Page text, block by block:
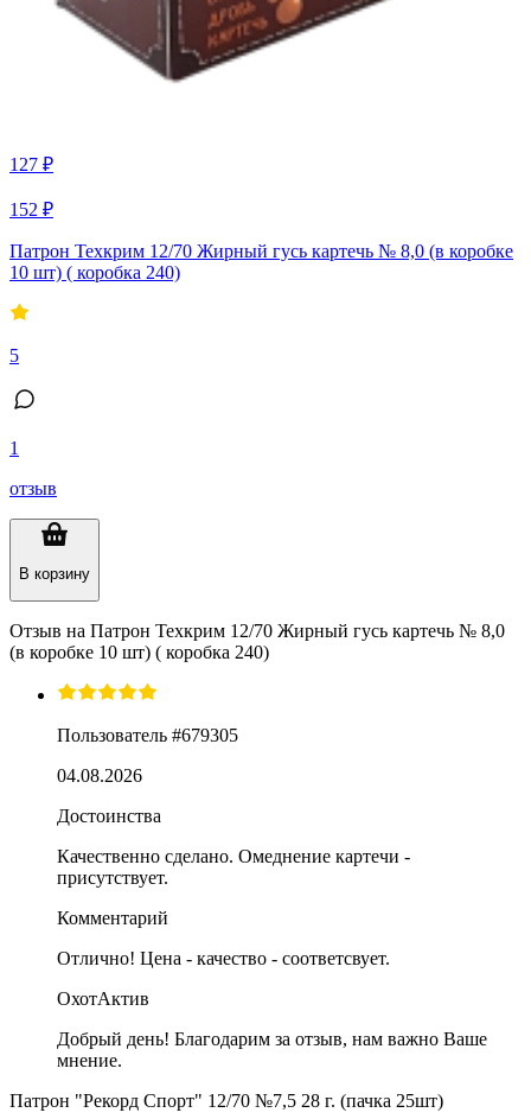
127 ₽
152 ₽
Патрон Техкрим 12/70 Жирный гусь картечь № 8,0 (в коробке
10 шт) ( коробка 240)
5
1
отзыв
В корзину
Отзыв на Патрон Техкрим 12/70 Жирный гусь картечь № 8,0
(в коробке 10 шт) ( коробка 240)
Пользователь #679305
04.08.2026
Достоинства
Качественно сделано. Омеднение картечи -
присутствует.
Комментарий
Отлично! Цена - качество - соответсвует.
ОхотАктив
Добрый день! Благодарим за отзыв, нам важно Ваше
мнение.
Патрон "Рекорд Спорт" 12/70 №7,5 28 г. (пачка 25шт)